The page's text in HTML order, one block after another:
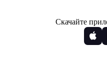
Скачайте